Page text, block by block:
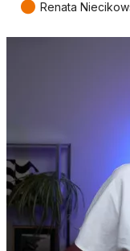
● Renata